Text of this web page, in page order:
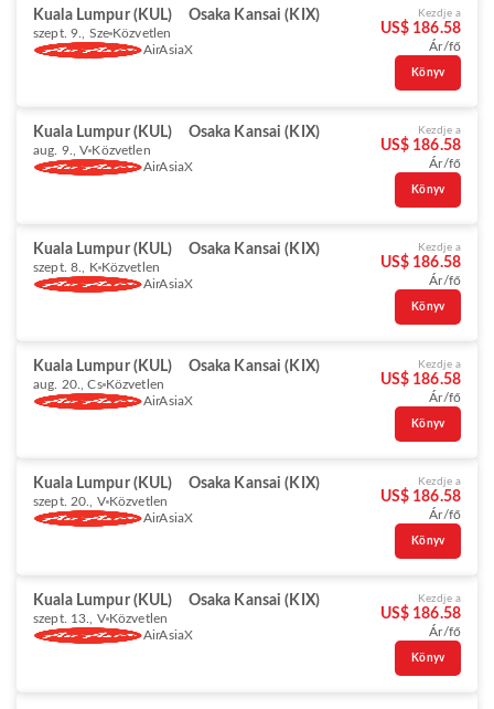
Kuala Lumpur (KUL) Osaka Kansai (KIX)
szept. 9., Sze Közvetlen
AirAsiaX
Kezdje a
US$ 186.58
Ár/fő
Könyv
Kuala Lumpur (KUL) Osaka Kansai (KIX)
aug. 9., V Közvetlen
AirAsiaX
Kezdje a
US$ 186.58
Ár/fő
Könyv
Kuala Lumpur (KUL) Osaka Kansai (KIX)
szept. 8., K Közvetlen
AirAsiaX
Kezdje a
US$ 186.58
Ár/fő
Könyv
Kuala Lumpur (KUL) Osaka Kansai (KIX)
aug. 20., Cs Közvetlen
AirAsiaX
Kezdje a
US$ 186.58
Ár/fő
Könyv
Kuala Lumpur (KUL) Osaka Kansai (KIX)
szept. 20., V Közvetlen
AirAsiaX
Kezdje a
US$ 186.58
Ár/fő
Könyv
Kuala Lumpur (KUL) Osaka Kansai (KIX)
szept. 13., V Közvetlen
AirAsiaX
Kezdje a
US$ 186.58
Ár/fő
Könyv